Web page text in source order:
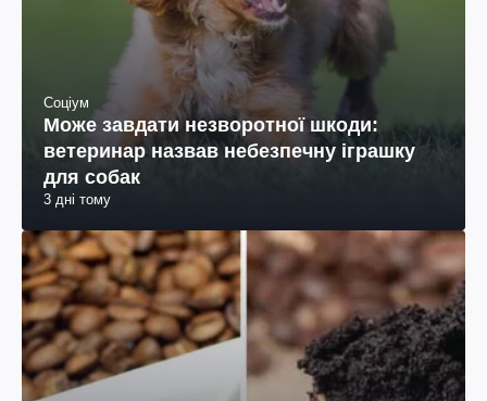
Соціум
Може завдати незворотної шкоди:
ветеринар назвав небезпечну іграшку
для собак
3 дні тому